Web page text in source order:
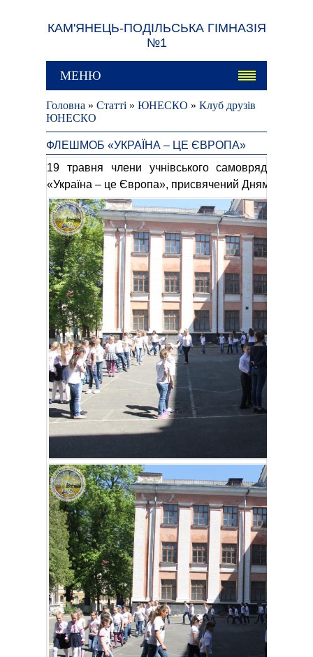
КАМ'ЯНЕЦЬ-ПОДІЛЬСЬКА ГІМНАЗІЯ
№1
МЕНЮ
Головна » Статті » ЮНЕСКО » Клуб друзів
ЮНЕСКО
ФЛЕШМОБ «УКРАЇНА – ЦЕ ЄВРОПА»
19 травня члени учнівського самоврядування
«Україна – це Європа», присвячений Дням Європи